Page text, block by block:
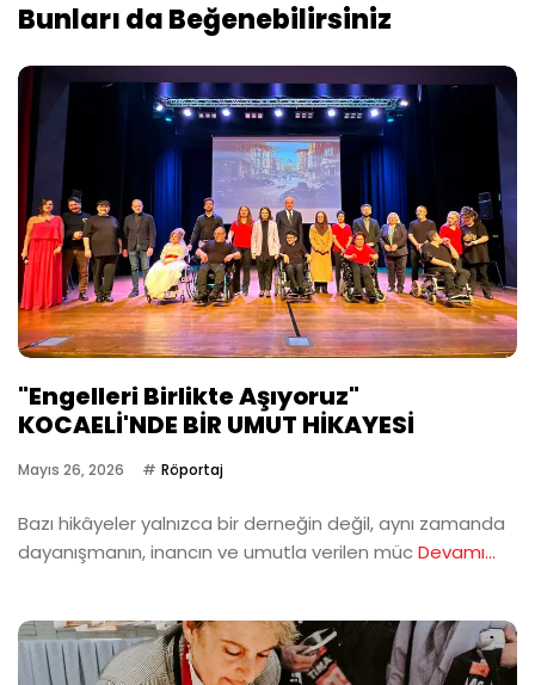
Bunları da Beğenebilirsiniz
"Engelleri Birlikte Aşıyoruz"
KOCAELİ'NDE BİR UMUT HİKAYESİ
Mayıs 26, 2026 Röportaj
Bazı hikâyeler yalnızca bir derneğin değil, aynı zamanda
dayanışmanın, inancın ve umutla verilen mücDevamı...